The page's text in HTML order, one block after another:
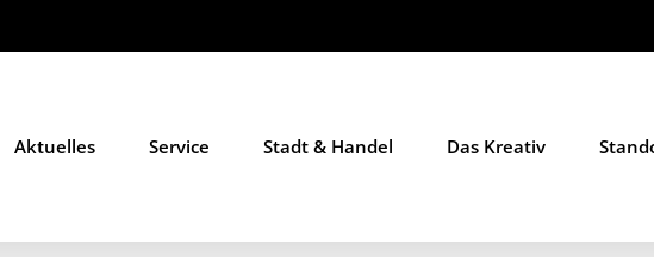
Aktuelles Service Stadt & Handel Das Kreativ